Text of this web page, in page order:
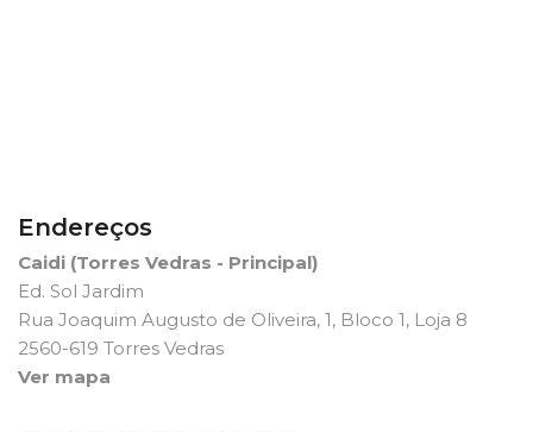
Endereços
Caidi (Torres Vedras - Principal)
Ed. Sol Jardim
Rua Joaquim Augusto de Oliveira, 1, Bloco 1, Loja 8
2560-619 Torres Vedras
Ver mapa